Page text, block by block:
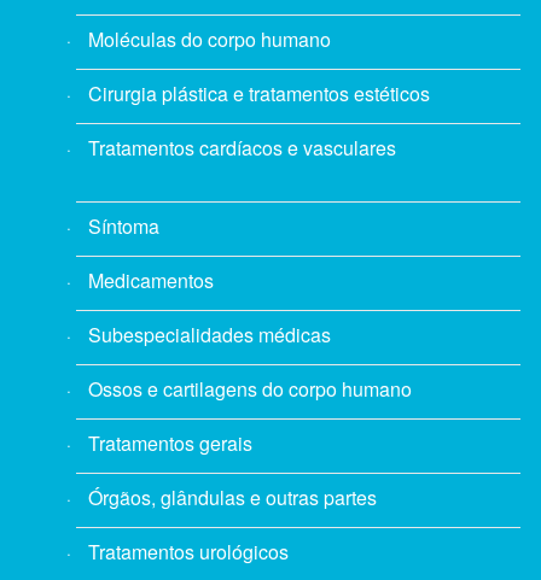
Moléculas do corpo humano
Cirurgia plástica e tratamentos estéticos
Tratamentos cardíacos e vasculares
Síntoma
Medicamentos
Subespecialidades médicas
Ossos e cartilagens do corpo humano
Tratamentos gerais
Órgãos, glândulas e outras partes
Tratamentos urológicos